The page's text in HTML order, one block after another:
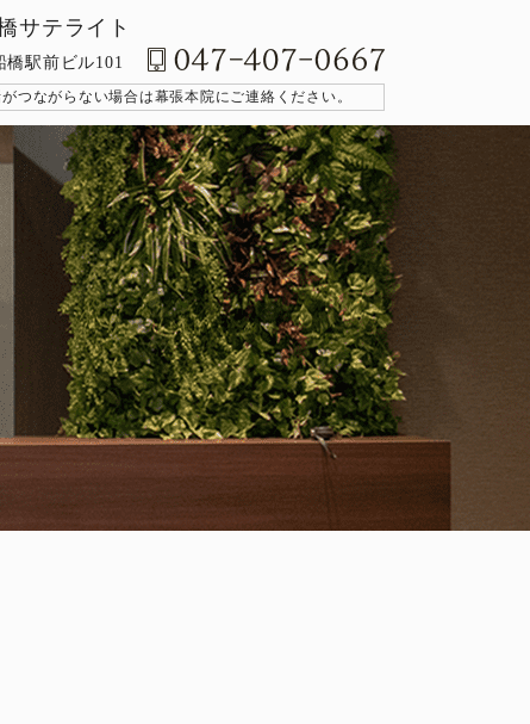
サテライト
駅前ビル101
つながらない場合は幕張本院にご連絡ください。